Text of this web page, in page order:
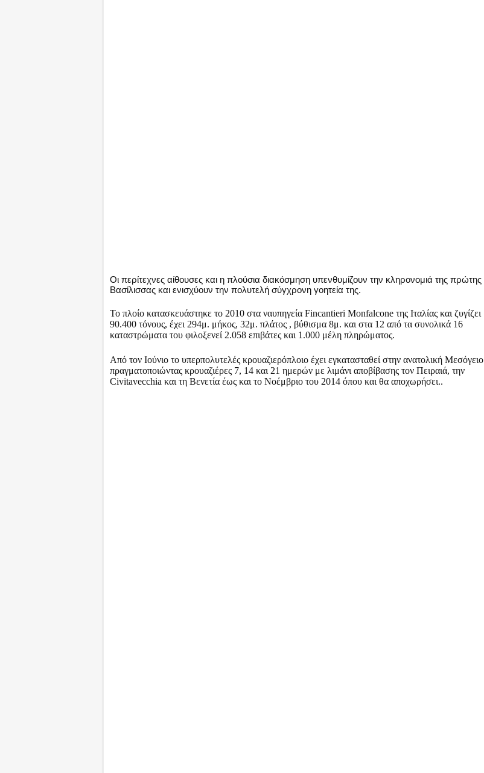
Οι περίτεχνες αίθουσες και η πλούσια διακόσμηση υπενθυμίζουν την κληρονομιά της πρώτης
Βασίλισσας και ενισχύουν την πολυτελή σύγχρονη γοητεία της.
Το πλοίο κατασκευάστηκε το 2010 στα ναυπηγεία Fincantieri Monfalcone της Ιταλίας και ζυγίζει
90.400 τόνους, έχει 294μ. μήκος, 32μ. πλάτος , βύθισμα 8μ. και στα 12 από τα συνολικά 16
καταστρώματα του φιλοξενεί 2.058 επιβάτες και 1.000 μέλη πληρώματος.
Από τον Ιούνιο το υπερπολυτελές κρουαζιερόπλοιο έχει εγκατασταθεί στην ανατολική Μεσόγειο
πραγματοποιώντας κρουαζιέρες 7, 14 και 21 ημερών με λιμάνι αποβίβασης τον Πειραιά, την
Civitavecchia και τη Βενετία έως και το Νοέμβριο του 2014 όπου και θα αποχωρήσει..